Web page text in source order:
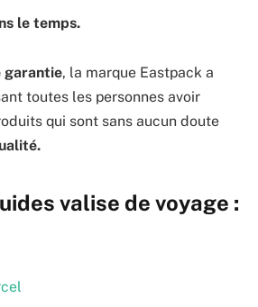
le temps.
garantie, la marque Eastpack a
toutes les personnes avoir
qui sont sans aucun doute
valise de voyage :